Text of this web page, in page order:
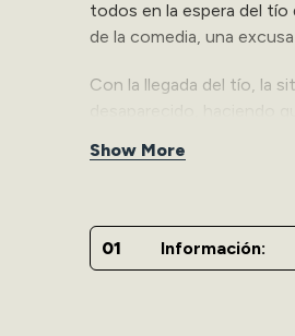
todos en la espera del
de la comedia, una
Con la llegada del tío, la
Qué Loca familia es una
Show More
Información: